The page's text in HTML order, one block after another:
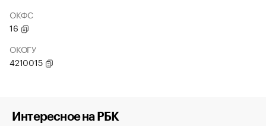
ОКФС
16
ОКОГУ
4210015
Интересное на РБК